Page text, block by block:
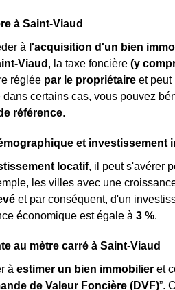
à Saint-Viaud
à l'acquisition d'un bien
Viaud , la taxe foncière (y
réglée par le propriétaire et peut
certains cas, vous pouvez
référence.
et investissement
locatif, il peut s'avérer
les villes avec une
et par conséquent, d'un
économique est égale à 3 %.
au mètre carré à Saint-Viaud
à estimer un bien immobilier et
de Valeur Foncière (DVF)”.